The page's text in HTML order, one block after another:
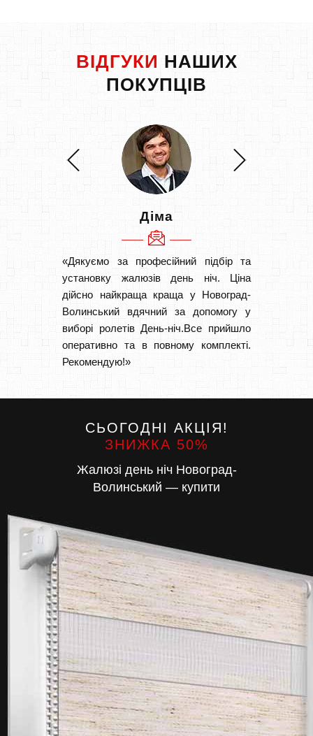
ВІДГУКИ НАШИХ
ПОКУПЦІВ
Діма
«Дякуємо за професійний підбір та
установку жалюзів день ніч. Ціна
дійсно найкраща краща у Новоград-
Волинський вдячний за допомогу у
виборі ролетів День-ніч.Все прийшло
оперативно та в повному комплекті.
Рекомендую!»
СЬОГОДНІ АКЦІЯ!
ЗНИЖКА 50%
Жалюзі день ніч Новоград-
Волинський — купити